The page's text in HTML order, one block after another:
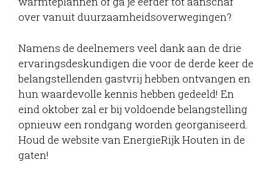
over vanuit duurzaamheidsoverwegingen?
Namens de deelnemers veel dank aan de drie
ervaringsdeskundigen die voor de derde keer de
belangstellenden gastvrij hebben ontvangen en
hun waardevolle kennis hebben gedeeld! En
eind oktober zal er bij voldoende belangstelling
opnieuw een rondgang worden georganiseerd.
Houd de website van EnergieRijk Houten in de
gaten!